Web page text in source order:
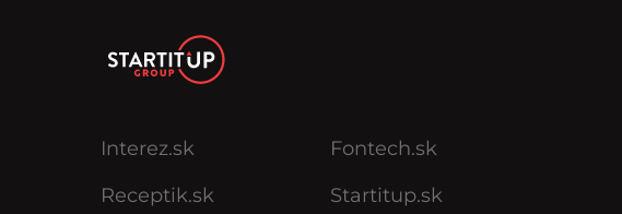
Interez.sk
Receptik.sk
Fontech.sk
Startitup.sk